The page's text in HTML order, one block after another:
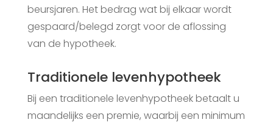
beursjaren. Het bedrag wat bij elkaar wordt
gespaard/belegd zorgt voor de aflossing
van de hypotheek.
Traditionele levenhypotheek
Bij een traditionele levenhypotheek betaalt u
maandelijks een premie, waarbij een minimum